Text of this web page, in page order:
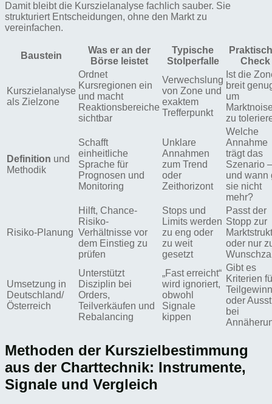
Damit bleibt die Kurszielanalyse fachlich sauber. Sie
strukturiert Entscheidungen, ohne den Markt zu
vereinfachen.
Baustein
Was er an der
Börse leistet
Typische
Stolperfalle
Check
Kurszielanalyse
als Zielzone
Ordnet
Kursregionen ein
und macht
Reaktionsbereiche
sichtbar
Verwechslung
von Zone und
exaktem
Trefferpunkt
Ist die
breit
um
zu
Definition und
Methodik
Schafft
einheitliche
Sprache für
Prognosen und
Monitoring
Unklare
Annahmen
zum Trend
oder
Zeithorizont
Welche
Annahme
trägt das
Szenario –
und wann
sie nicht
mehr?
Risiko-Planung
Hilft, Chance-
Risiko-
Verhältnisse vor
dem Einstieg zu
prüfen
Stops und
Limits werden
zu eng oder
zu weit
gesetzt
Passt der
Stopp zur
oder nur
Umsetzung in
Deutschland/
Österreich
Unterstützt
Disziplin bei
Orders,
Teilverkäufen und
Rebalancing
„Fast erreicht“
wird ignoriert,
obwohl
Signale
kippen
Gibt es
Kriterien
Teilgewinn
oder
bei
Methoden der Kurszielbestimmung
aus der Charttechnik: Instrumente,
Signale und Vergleich